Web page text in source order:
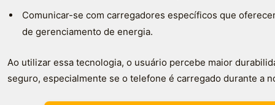
Comunicar-se com carregadores específicos que
de gerenciamento de energia.
Ao utilizar essa tecnologia, o usuário percebe maior
seguro, especialmente se o telefone é carregado durante a